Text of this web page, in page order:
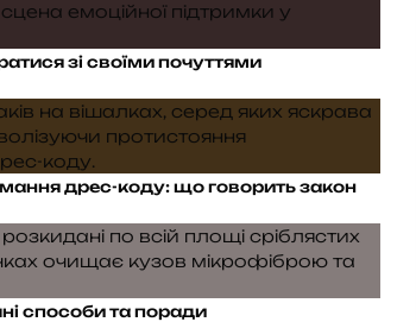
зі своїми почуттями
дрес-коду: що говорить закон
способи та поради